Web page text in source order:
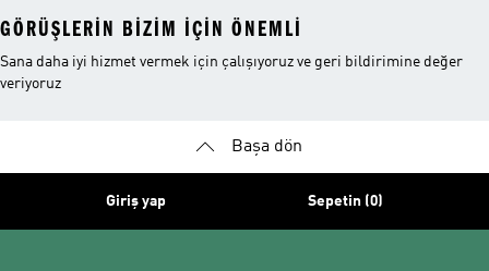
GÖRÜŞLERIN BIZIM IÇIN ÖNEMLI
Sana daha iyi hizmet vermek için çalışıyoruz ve geri bildirimine değer
veriyoruz
Başa dön
Giriş yap Sepetin (0)